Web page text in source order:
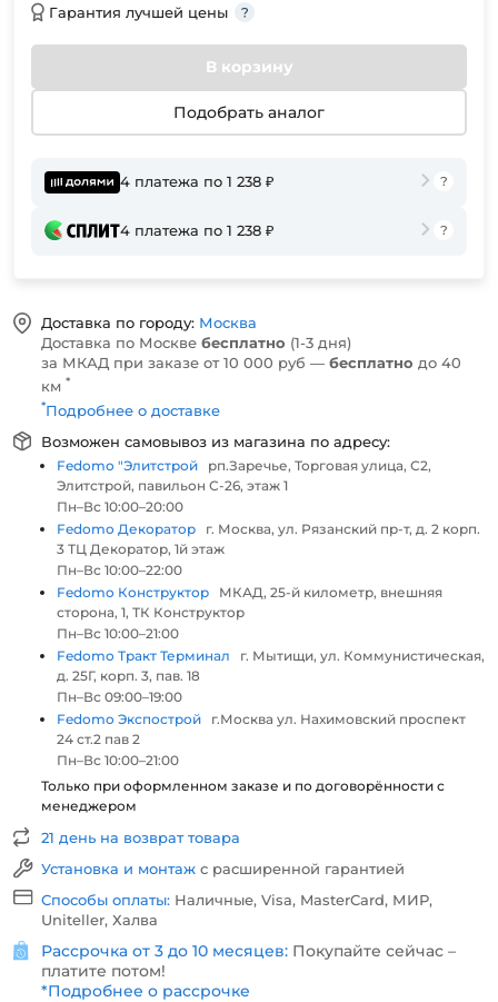
Гарантия лучшей цены
В корзину
Подобрать аналог
4 платежа по 1 238 ₽
4 платежа по 1 238 ₽
Доставка по городу: Москва
Доставка по Москве бесплатно (1-3 дня)
за МКАД при заказе от 10 000 руб — бесплатно до 40
км *
*Подробнее о доставке
Возможен самовывоз из магазина по адресу:
Fedomo "Элитстрой
рп.Заречье, Торговая улица, С2,
Элитстрой, павильон С-26, этаж 1
Пн–Вс 10:00–20:00
Fedomo Декоратор
г. Москва, ул. Рязанский пр-т, д. 2 корп.
3 ТЦ Декоратор, 1й этаж
Пн–Вс 10:00–22:00
Fedomo Конструктор
МКАД, 25-й километр, внешняя
сторона, 1, ТК Конструктор
Пн–Вс 10:00–21:00
Fedomo Тракт Терминал
г. Мытищи, ул. Коммунистическая,
д. 25Г, корп. 3, пав. 18
Пн–Вс 09:00–19:00
Fedomo Экспострой
г.Москва ул. Нахимовский проспект
24 ст.2 пав 2
Пн–Вс 10:00–21:00
Только при оформленном заказе и по договорённости с
менеджером
21 день на возврат товара
Установка и монтаж с расширенной гарантией
Способы оплаты: Наличные, Visa, MasterCard, МИР,
Uniteller, Халва
Рассрочка от 3 до 10 месяцев: Покупайте сейчас –
платите потом!
*Подробнее о рассрочке